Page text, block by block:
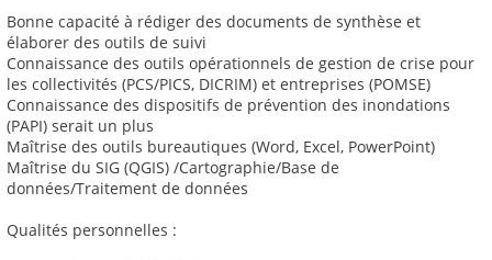
Bonne capacité à rédiger des documents de synthèse et
élaborer des outils de suivi
Connaissance des outils opérationnels de gestion de crise pour
les collectivités (PCS/PICS, DICRIM) et entreprises (POMSE)
Connaissance des dispositifs de prévention des inondations
(PAPI) serait un plus
Maîtrise des outils bureautiques (Word, Excel, PowerPoint)
Maîtrise du SIG (QGIS) /Cartographie/Base de
données/Traitement de données
Qualités personnelles :